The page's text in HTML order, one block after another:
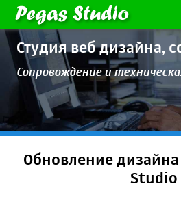
Студия веб дизайна,
Сопровождение и
Обновление дизайна
Studio